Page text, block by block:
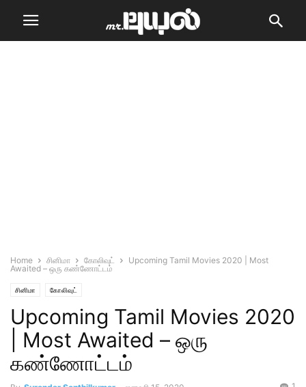
Home சினிமா கோலிவுட்
Upcoming Tamil Movies 2020 | Most
Awaited – ஒரு கண்ணோட்டம்
சினிமா கோலிவுட்
Upcoming Tamil Movies 2020
| Most Awaited – ஒரு
கண்ணோட்டம்